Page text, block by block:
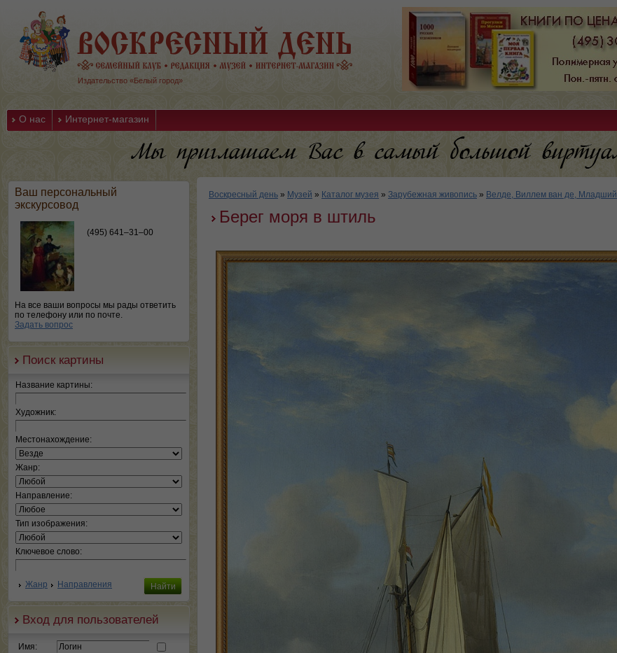
Издательство «Белый город»
О нас Интернет-магазин
Ваш персональный
экскурсовод
(495) 641–31–00
На все ваши вопросы мы рады ответить
по телефону или по почте.
Задать вопрос
Поиск картины
Название картины:
Художник:
Местонахождение:
Жанр:
Направление:
Тип изображения:
Ключевое слово:
Жанр Направления
Вход для пользователей
Имя:
Воскресный день » Музей » Каталог музея » Зарубежная живопись » Велде, Виллем ван де, Младший
Берег моря в штиль